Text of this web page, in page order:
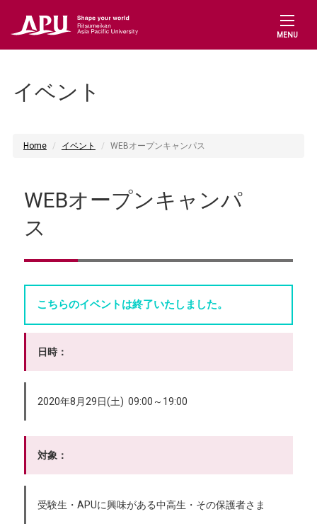
MENU
イベント
Home イベント WEBオープンキャンパス
WEBオープンキャンパ
ス
こちらのイベントは終了いたしました。
日時：
2020年8月29日(土) 09:00～19:00
対象：
受験生・APUに興味がある中高生・その保護者さま